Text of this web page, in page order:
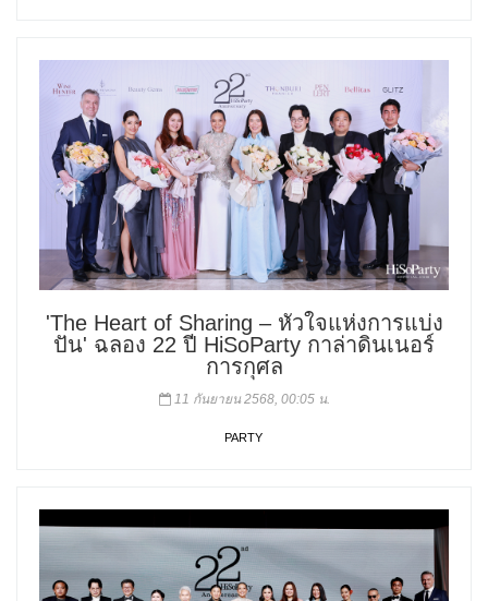
'The Heart of Sharing – หัวใจแห่งการแบ่ง
ปัน' ฉลอง 22 ปี HiSoParty กาล่าดินเนอร์
การกุศล
11 กันยายน 2568, 00:05 น.
PARTY